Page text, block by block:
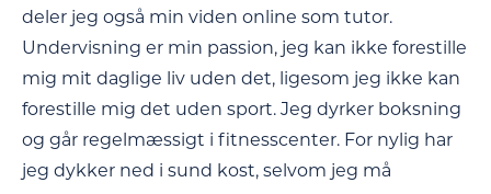
deler jeg også min viden online som tutor.
Undervisning er min passion, jeg kan ikke forestille
mig mit daglige liv uden det, ligesom jeg ikke kan
forestille mig det uden sport. Jeg dyrker boksning
og går regelmæssigt i fitnesscenter. For nylig har
jeg dykker ned i sund kost, selvom jeg må